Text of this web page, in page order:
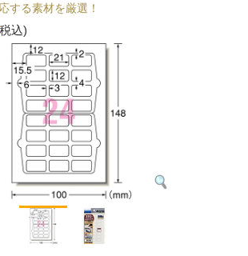
する素材を厳選！
込)